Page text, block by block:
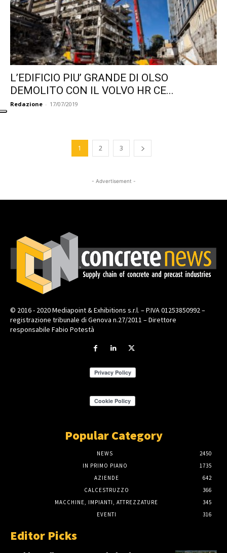
L’EDIFICIO PIU’ GRANDE DI OLSO
DEMOLITO CON IL VOLVO HR CE...
Redazione - 17/07/2019
1 2 3
- Advertisement -
© 2016 - 2020 Mediapoint & Exhibitions s.r.l. – P.IVA 01253850992 –
registrazione tribunale di Genova n.27/2011 – Direttore
responsabile Fabio Potestà
Popular Category
NEWS
2450
IN PRIMO PIANO
1735
AZIENDE
642
CALCESTRUZZO
366
MACCHINE, IMPIANTI, ATTREZZATURE
345
EVENTI
316
Editor Picks